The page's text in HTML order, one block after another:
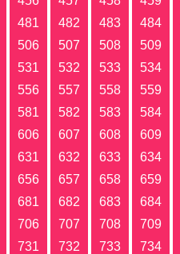
481 482 483 484
506 507 508 509
531 532 533 534
556 557 558 559
581 582 583 584
606 607 608 609
631 632 633 634
656 657 658 659
681 682 683 684
706 707 708 709
731 732 733 734